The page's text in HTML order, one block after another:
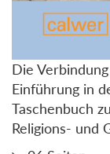
Die
Einführung in
Taschenbuch
Religions- und